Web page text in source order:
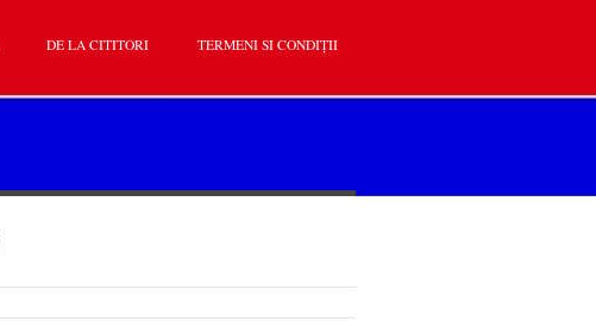
DE LA CITITORI TERMENI SI CONDIȚII